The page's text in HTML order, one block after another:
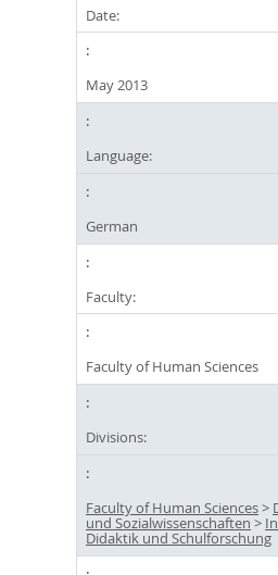
Date:
May 2013
Language:
German
Faculty:
Faculty of Human Sciences
Divisions:
Faculty of Human Sciences>
und Sozialwissenschaften >
Didaktik und Schulforschung